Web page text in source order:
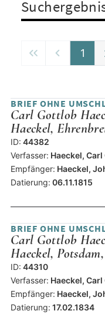
1
BRIEF OHNE
Carl Gottlob
Haeckel,
ID: 44382
Verfasser: Haeckel,
Empfänger: Haeckel,
Datierung: 06.11.1815
BRIEF OHNE
Carl Gottlob
Haeckel,
ID: 44310
Verfasser: Haeckel,
Empfänger: Haeckel,
Datierung: 17.02.1834